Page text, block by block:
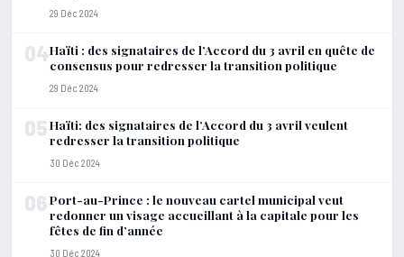
29 Déc 2024
04Haïti : des signataires de l’Accord du 3 avril en quête de
consensus pour redresser la transition politique
29 Déc 2024
05Haïti: des signataires de l’Accord du 3 avril veulent
redresser la transition politique
30 Déc 2024
06Port-au-Prince : le nouveau cartel municipal veut
redonner un visage accueillant à la capitale pour les
fêtes de fin d’année
30 Déc 2024